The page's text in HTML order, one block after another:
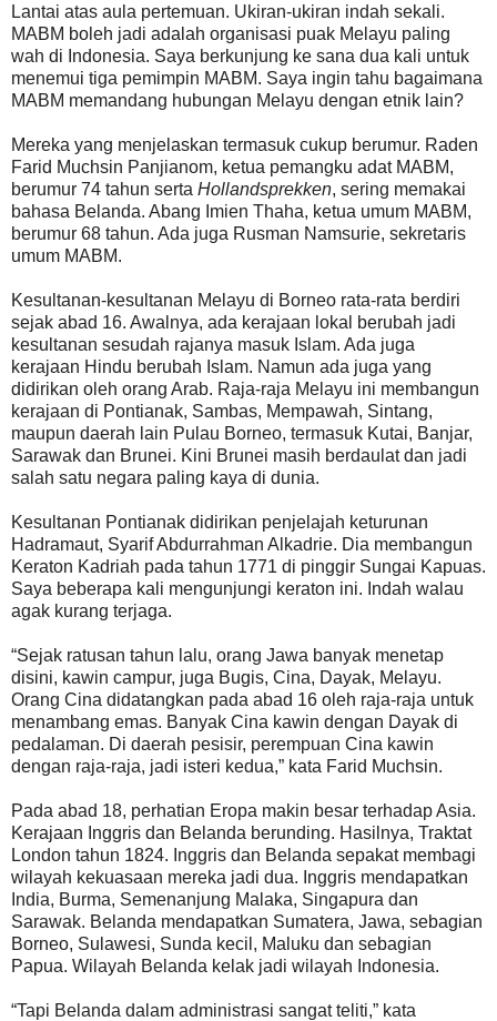
Lantai atas aula pertemuan. Ukiran-ukiran indah sekali.
MABM boleh jadi adalah organisasi puak Melayu paling
wah di Indonesia. Saya berkunjung ke sana dua kali untuk
menemui tiga pemimpin MABM. Saya ingin tahu bagaimana
MABM memandang hubungan Melayu dengan etnik lain?
Mereka yang menjelaskan termasuk cukup berumur. Raden
Farid Muchsin Panjianom, ketua pemangku adat MABM,
berumur 74 tahun serta Hollandsprekken, sering memakai
bahasa Belanda. Abang Imien Thaha, ketua umum MABM,
berumur 68 tahun. Ada juga Rusman Namsurie, sekretaris
umum MABM.
Kesultanan-kesultanan Melayu di Borneo rata-rata berdiri
sejak abad 16. Awalnya, ada kerajaan lokal berubah jadi
kesultanan sesudah rajanya masuk Islam. Ada juga
kerajaan Hindu berubah Islam. Namun ada juga yang
didirikan oleh orang Arab. Raja-raja Melayu ini membangun
kerajaan di Pontianak, Sambas, Mempawah, Sintang,
maupun daerah lain Pulau Borneo, termasuk Kutai, Banjar,
Sarawak dan Brunei. Kini Brunei masih berdaulat dan jadi
salah satu negara paling kaya di dunia.
Kesultanan Pontianak didirikan penjelajah keturunan
Hadramaut, Syarif Abdurrahman Alkadrie. Dia membangun
Keraton Kadriah pada tahun 1771 di pinggir Sungai Kapuas.
Saya beberapa kali mengunjungi keraton ini. Indah walau
agak kurang terjaga.
“Sejak ratusan tahun lalu, orang Jawa banyak menetap
disini, kawin campur, juga Bugis, Cina, Dayak, Melayu.
Orang Cina didatangkan pada abad 16 oleh raja-raja untuk
menambang emas. Banyak Cina kawin dengan Dayak di
pedalaman. Di daerah pesisir, perempuan Cina kawin
dengan raja-raja, jadi isteri kedua,” kata Farid Muchsin.
Pada abad 18, perhatian Eropa makin besar terhadap Asia.
Kerajaan Inggris dan Belanda berunding. Hasilnya, Traktat
London tahun 1824. Inggris dan Belanda sepakat membagi
wilayah kekuasaan mereka jadi dua. Inggris mendapatkan
India, Burma, Semenanjung Malaka, Singapura dan
Sarawak. Belanda mendapatkan Sumatera, Jawa, sebagian
Borneo, Sulawesi, Sunda kecil, Maluku dan sebagian
Papua. Wilayah Belanda kelak jadi wilayah Indonesia.
“Tapi Belanda dalam administrasi sangat teliti,” kata